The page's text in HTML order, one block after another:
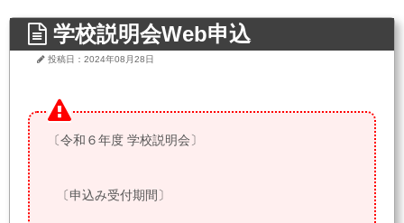
学校説明会Web申込
投稿日：2024年08月28日
〔令和６年度 学校説明会〕
〔申込み受付期間〕